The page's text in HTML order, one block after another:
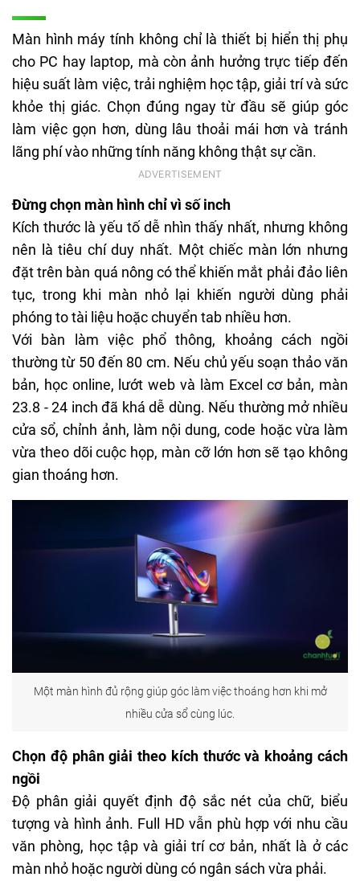
Màn hình máy tính không chỉ là thiết bị hiển thị phụ
cho PC hay laptop, mà còn ảnh hưởng trực tiếp đến
hiệu suất làm việc, trải nghiệm học tập, giải trí và sức
khỏe thị giác. Chọn đúng ngay từ đầu sẽ giúp góc
làm việc gọn hơn, dùng lâu thoải mái hơn và tránh
lãng phí vào những tính năng không thật sự cần.
Đừng chọn màn hình chỉ vì số inch
Kích thước là yếu tố dễ nhìn thấy nhất, nhưng không
nên là tiêu chí duy nhất. Một chiếc màn lớn nhưng
đặt trên bàn quá nông có thể khiến mắt phải đảo liên
tục, trong khi màn nhỏ lại khiến người dùng phải
phóng to tài liệu hoặc chuyển tab nhiều hơn.
Với bàn làm việc phổ thông, khoảng cách ngồi
thường từ 50 đến 80 cm. Nếu chủ yếu soạn thảo văn
bản, học online, lướt web và làm Excel cơ bản, màn
23.8 - 24 inch đã khá dễ dùng. Nếu thường mở nhiều
cửa sổ, chỉnh ảnh, làm nội dung, code hoặc vừa làm
vừa theo dõi cuộc họp, màn cỡ lớn hơn sẽ tạo không
gian thoáng hơn.
Một màn hình đủ rộng giúp góc làm việc thoáng hơn khi mở
nhiều cửa sổ cùng lúc.
Chọn độ phân giải theo kích thước và khoảng cách
ngồi
Độ phân giải quyết định độ sắc nét của chữ, biểu
tượng và hình ảnh. Full HD vẫn phù hợp với nhu cầu
văn phòng, học tập và giải trí cơ bản, nhất là ở các
màn nhỏ hoặc người dùng có ngân sách vừa phải.